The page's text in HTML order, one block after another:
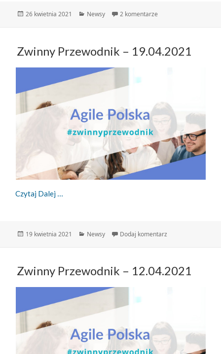
Data
26 kwietnia 2021 Kategorie
Newsy 2 komentarze
Zwinny Przewodnik – 19.04.2021
Czytaj Dalej
Data
19 kwietnia 2021 Kategorie
Newsy Dodaj komentarz
Zwinny Przewodnik – 12.04.2021